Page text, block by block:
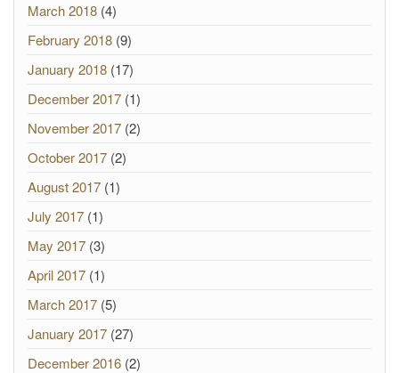
March 2018 (4)
February 2018 (9)
January 2018 (17)
December 2017 (1)
November 2017 (2)
October 2017 (2)
August 2017 (1)
July 2017 (1)
May 2017 (3)
April 2017 (1)
March 2017 (5)
January 2017 (27)
December 2016 (2)